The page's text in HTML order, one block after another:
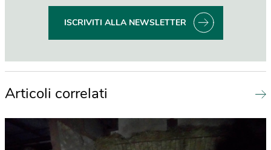
ISCRIVITI ALLA NEWSLETTER
Articoli correlati